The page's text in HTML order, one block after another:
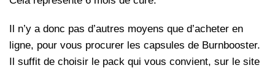
Il n’y a donc pas d’autres moyens que d’acheter en
ligne, pour vous procurer les capsules de Burnbooster.
Il suffit de choisir le pack qui vous convient, sur le site